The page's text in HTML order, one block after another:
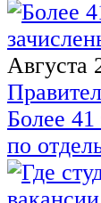
Августа
Более
по